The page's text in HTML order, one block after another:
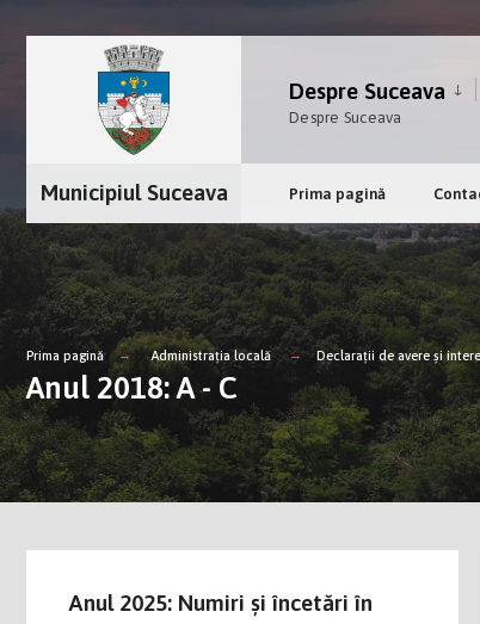
Despre Suceava
Despre Suceava
Municipiul Suceava Prima pagină
Prima pagină Administrația locală Declarații de avere și
Anul 2018: A - C
Anul 2025: Numiri și încetări în